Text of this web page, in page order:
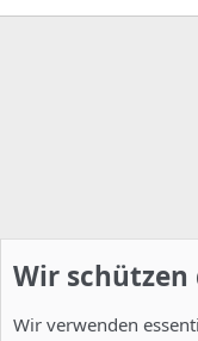
Wir
Wir verwenden